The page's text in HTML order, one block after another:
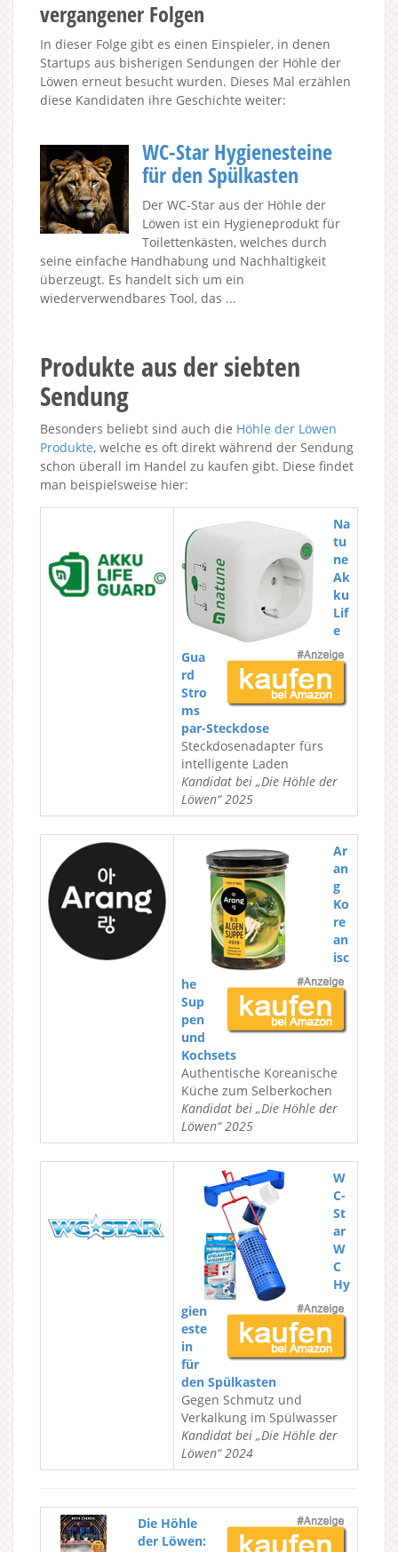
vergangener Folgen
In dieser Folge gibt es einen Einspieler, in denen
Startups aus bisherigen Sendungen der Höhle der
Löwen erneut besucht wurden. Dieses Mal erzählen
diese Kandidaten ihre Geschichte weiter:
WC-Star Hygienesteine
für den Spülkasten
Der WC-Star aus der Höhle der
Löwen ist ein Hygieneprodukt für
Toilettenkästen, welches durch
seine einfache Handhabung und Nachhaltigkeit
überzeugt. Es handelt sich um ein
wiederverwendbares Tool, das ...
Produkte aus der siebten
Sendung
Besonders beliebt sind auch die Höhle der Löwen
Produkte, welche es oft direkt während der Sendung
schon überall im Handel zu kaufen gibt. Diese findet
man beispielsweise hier:
Na
tu
ne
Ak
ku
Lif
e
Gua
rd
Stro
ms
par-Steckdose
Steckdosenadapter fürs
intelligente Laden
Kandidat bei „Die Höhle der
Löwen“ 2025
Ar
an
g
Ko
re
an
isc
he
Sup
pen
und
Kochsets
Authentische Koreanische
Küche zum Selberkochen
Kandidat bei „Die Höhle der
Löwen“ 2025
W
C-
St
ar
W
C
Hy
gien
este
in
für
den Spülkasten
Gegen Schmutz und
Verkalkung im Spülwasser
Kandidat bei „Die Höhle der
Löwen“ 2024
Die Höhle
der Löwen: